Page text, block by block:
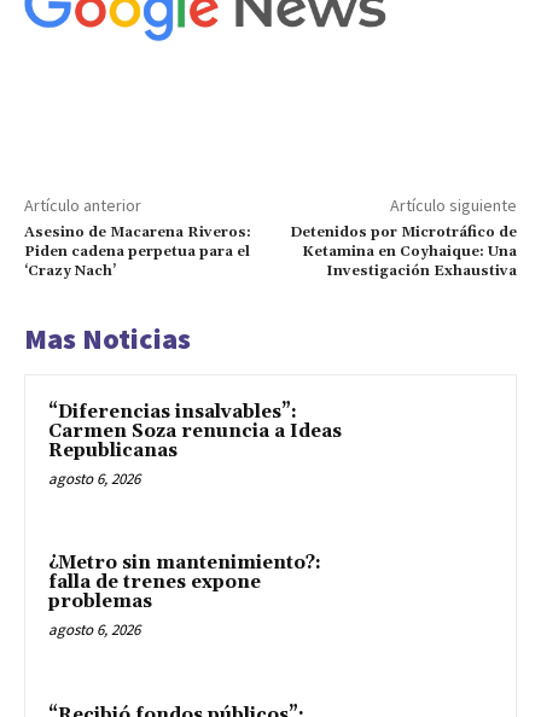
Artículo anterior
Asesino de Macarena Riveros:
Piden cadena perpetua para el
‘Crazy Nach’
Artículo siguiente
Detenidos por Microtráfico de
Ketamina en Coyhaique: Una
Investigación Exhaustiva
Mas Noticias
“Diferencias insalvables”:
Carmen Soza renuncia a Ideas
Republicanas
agosto 6, 2026
¿Metro sin mantenimiento?:
falla de trenes expone
problemas
agosto 6, 2026